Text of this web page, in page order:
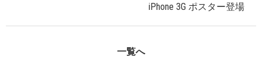
iPhone 3G ポスター登場
一覧へ